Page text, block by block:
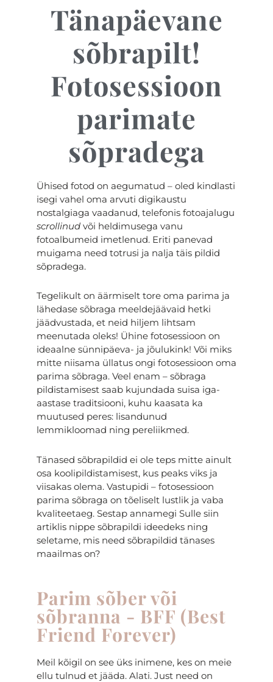
Tänapäevane
sõbrapilt!
Fotosessioon
parimate
sõpradega
Ühised fotod on aegumatud – oled kindlasti
isegi vahel oma arvuti digikaustu
nostalgiaga vaadanud, telefonis fotoajalugu
scrollinud või heldimusega vanu
fotoalbumeid imetlenud. Eriti panevad
muigama need totrusi ja nalja täis pildid
sõpradega.
Tegelikult on äärmiselt tore oma parima ja
lähedase sõbraga meeldejäävaid hetki
jäädvustada, et neid hiljem lihtsam
meenutada oleks! Ühine fotosessioon on
ideaalne sünnipäeva- ja jõulukink! Või miks
mitte niisama üllatus ongi fotosessioon oma
parima sõbraga. Veel enam – sõbraga
pildistamisest saab kujundada suisa iga-
aastase traditsiooni, kuhu kaasata ka
muutused peres: lisandunud
lemmikloomad ning pereliikmed.
Tänased sõbrapildid ei ole teps mitte ainult
osa koolipildistamisest, kus peaks viks ja
viisakas olema. Vastupidi – fotosessioon
parima sõbraga on tõeliselt lustlik ja vaba
kvaliteetaeg. Sestap annamegi Sulle siin
artiklis nippe sõbrapildi ideedeks ning
seletame, mis need sõbrapildid tänases
maailmas on?
Parim sõber või
sõbranna - BFF (Best
Friend Forever)
Meil kõigil on see üks inimene, kes on meie
ellu tulnud et jääda. Alati. Just need on